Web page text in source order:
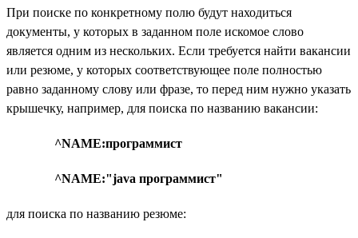
При поиске по конкретному полю будут находиться
документы, у которых в заданном поле искомое слово
является одним из нескольких. Если требуется найти вакансии
или резюме, у которых соответствующее поле полностью
равно заданному слову или фразе, то перед ним нужно указать
крышечку, например, для поиска по названию вакансии:
^NAME:программист
^NAME:"java программист"
для поиска по названию резюме: